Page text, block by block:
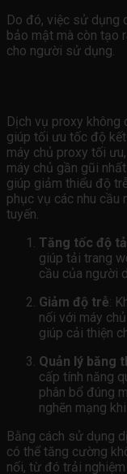
Do đó, việc sử dụng
bảo mật mà còn tạo
cho người sử dụng.
Dịch vụ proxy không
giúp tối ưu tốc độ
máy chủ proxy tối
máy chủ gần gũi
giúp giảm thiểu độ
phục vụ các nhu
tuyến.
Tăng tốc độ
giúp tải trang
cầu của người
Giảm độ trễ:
nối với máy
giúp cải thiện
Quản lý băng
cấp tính năng
phân bổ đúng
nghẽn mạng
Bằng cách sử dụng
có thể tăng cường
nối, từ đó trải